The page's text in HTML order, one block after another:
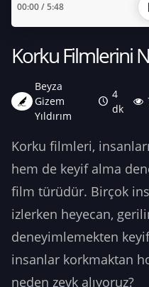
00:00/5:48
Korku Filmlerini
Beyza
Gizem
Yıldırım
4
dk
Korku filmleri,
hem de keyif alma
film türüdür. Birçok
izlerken heyecan,
deneyimlemekten keyif
insanlar korkmaktan
neden zevk alıyoruz?